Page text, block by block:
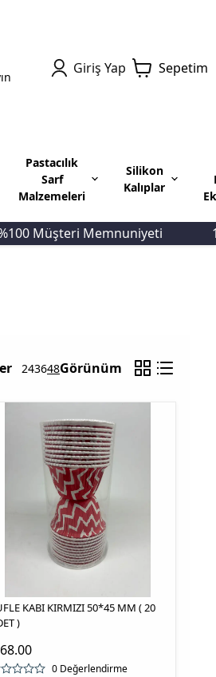
Giriş Yap Sepetim
Pastacılık
Sarf
Malzemeleri
Silikon
Kalıplar
Memnuniyeti 10.000 TL
243648Görünüm
KABI KIRMIZI 50*45 MM ( 20
)
0 Değerlendirme